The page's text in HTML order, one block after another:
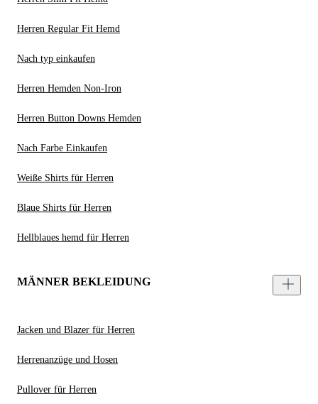
Herren Regular Fit Hemd
Nach typ einkaufen
Herren Hemden Non-Iron
Herren Button Downs Hemden
Nach Farbe Einkaufen
Weiße Shirts für Herren
Blaue Shirts für Herren
Hellblaues hemd für Herren
MÄNNER BEKLEIDUNG
Jacken und Blazer für Herren
Herrenanzüge und Hosen
Pullover für Herren